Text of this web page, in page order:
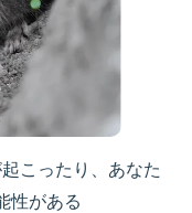
こったり、あなた
性がある